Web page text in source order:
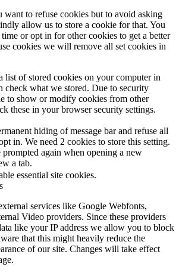
to refuse cookies but to avoid asking
allow us to store a cookie for that. You
or opt in for other cookies to get a better
cookies we will remove all set cookies in
list of stored cookies on your computer in
check what we stored. Due to security
to show or modify cookies from other
these in your browser security settings.
hiding of message bar and refuse all
in. We need 2 cookies to store this setting.
again when opening a new
a tab.
essential site cookies.
services like Google Webfonts,
Video providers. Since these providers
like your IP address we allow you to block
that this might heavily reduce the
of our site. Changes will take effect